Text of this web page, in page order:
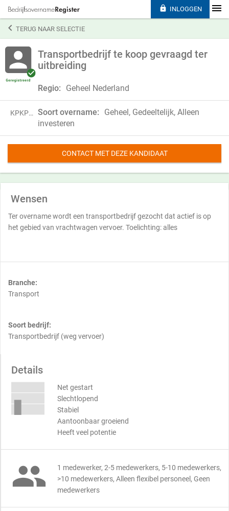
TERUG NAAR SELECTIE
Transportbedrijf te koop gevraagd ter
uitbreiding
Regio: Geheel Nederland
KPKP19DQM04V Soort overname:
Geheel, Gedeeltelijk, Alleen
investeren
CONTACT MET DEZE KANDIDAAT
Wensen
Ter overname wordt een transportbedrijf gezocht dat actief is op
het gebied van vrachtwagen vervoer. Toelichting: alles
Branche:
Transport
Soort bedrijf:
Transportbedrijf (weg vervoer)
Details
Net gestart
Slechtlopend
Stabiel
Aantoonbaar groeiend
Heeft veel potentie

1 medewerker, 2-5 medewerkers, 5-10 medewerkers,
>10 medewerkers, Alleen flexibel personeel, Geen
medewerkers
 INLOGGEN